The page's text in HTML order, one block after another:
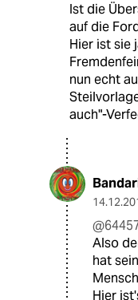
Ist die
auf die
Hier ist sie
nun echt
auch"-
Also
hat
Hier